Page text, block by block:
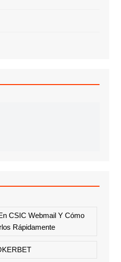
CSIC Webmail Y Cómo
Rápidamente